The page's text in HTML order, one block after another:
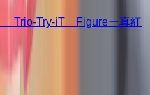
Trio-Try-iT Figureー真紅